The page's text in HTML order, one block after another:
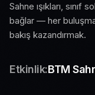
Sahne ışıkları,
bağlar — her
bakış kazandırmak.
Etkinlik:BTM